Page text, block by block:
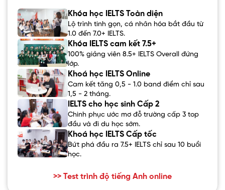
Khóa học IELTS Toàn diện
Lộ trình tinh gọn, cá nhân hóa bắt đầu từ
1.0 đến 7.0+ IELTS.
Khóa IELTS cam kết 7.5+
100% giảng viên 8.5+ IELTS Overall đứng
lớp.
Khoá học IELTS Online
Cam kết tăng 0,5 - 1.0 band điểm chỉ sau
1,5 - 2 tháng.
IELTS cho học sinh Cấp 2
Chinh phục ước mơ đỗ trường cấp 3 top
đầu và đi du học sớm.
Khoá học IELTS Cấp tốc
Bứt phá đầu ra 7.5+ IELTS chỉ sau 10 buổi
học.
>> Test trình độ tiếng Anh online